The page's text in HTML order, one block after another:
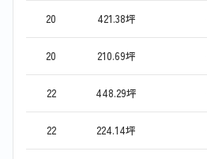
20 421.38坪
20 210.69坪
22 448.29坪
22 224.14坪